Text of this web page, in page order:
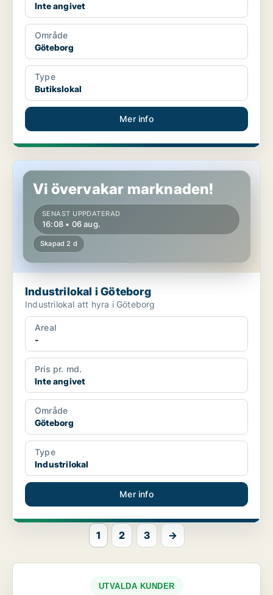
Inte angivet
Område
Göteborg
Type
Butikslokal
Mer info
Industrilokal i Göteborg
Vi övervakar marknaden!
SENAST UPPDATERAD
16:08 • 06 aug.
Skapad 2 d
Industrilokal i Göteborg
Industrilokal att hyra i Göteborg
Areal
-
Pris pr. md.
Inte angivet
Område
Göteborg
Type
Industrilokal
Mer info
1 2 3 →
UTVALDA KUNDER